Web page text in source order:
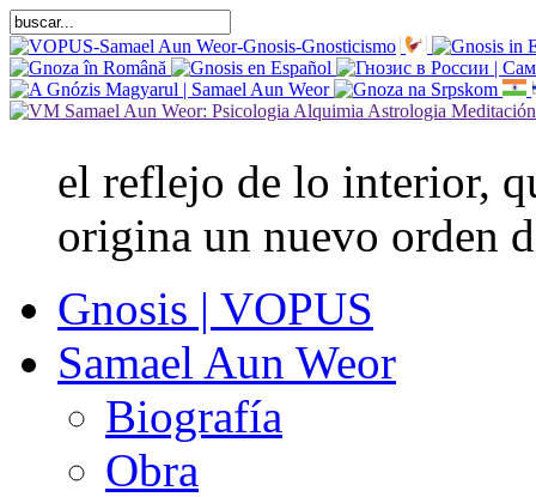
el reflejo de lo interior,
origina un nuevo orden
Gnosis | VOPUS
Samael Aun Weor
Biografía
Obra